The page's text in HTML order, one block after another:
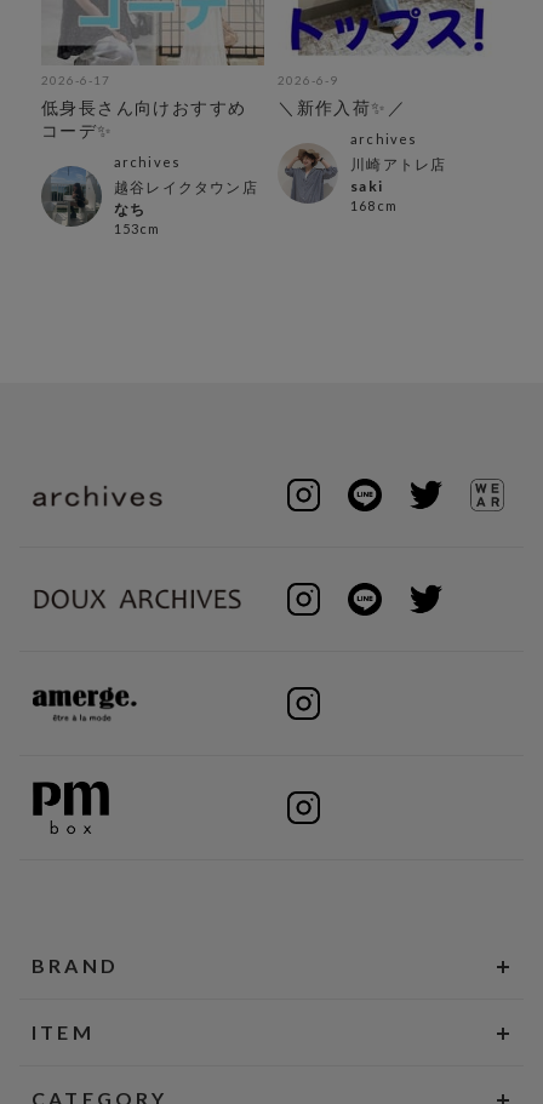
2026-6-17
低身長さん向けおすすめ
コーデ✨
archives
越谷レイクタウン店
なち
153cm
2026-6-9
＼新作入荷✨／
archives
川崎アトレ店
saki
168cm
BRAND
ITEM
CATEGORY